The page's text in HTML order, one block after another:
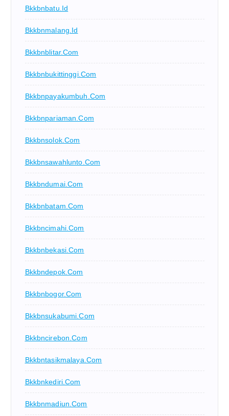
Bkkbnbatu.id
Bkkbnmalang.id
Bkkbnblitar.com
Bkkbnbukittinggi.com
Bkkbnpayakumbuh.com
Bkkbnpariaman.com
Bkkbnsolok.com
Bkkbnsawahlunto.com
Bkkbndumai.com
Bkkbnbatam.com
Bkkbncimahi.com
Bkkbnbekasi.com
Bkkbndepok.com
Bkkbnbogor.com
Bkkbnsukabumi.com
Bkkbncirebon.com
Bkkbntasikmalaya.com
Bkkbnkediri.com
Bkkbnmadiun.com